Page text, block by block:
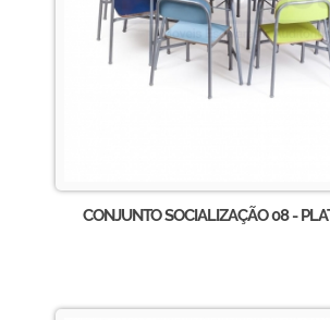
CONJUNTO SOCIALIZAÇÃO 08 -